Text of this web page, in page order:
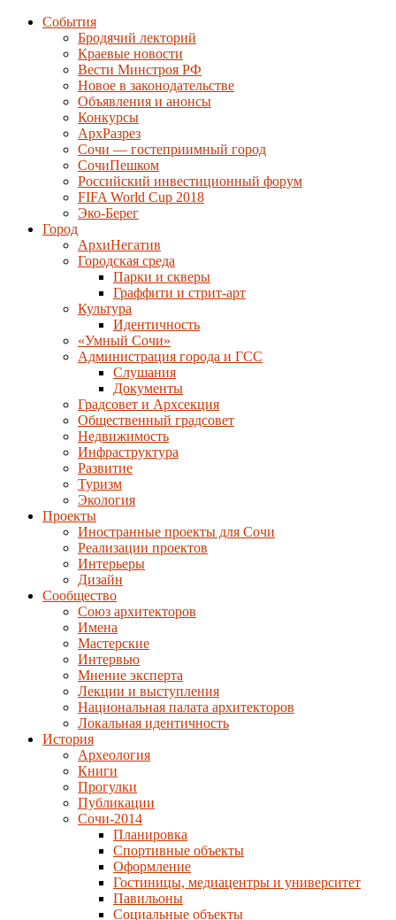
События
Бродячий лекторий
Краевые новости
Вести Минстроя РФ
Новое в законодательстве
Объявления и анонсы
Конкурсы
АрхРазрез
Сочи — гостеприимный город
СочиПешком
Российский инвестиционный форум
FIFA World Cup 2018
Эко-Берег
Город
АрхиНегатив
Городская среда
Парки и скверы
Граффити и стрит-арт
Культура
Идентичность
«Умный Сочи»
Администрация города и ГСС
Слушания
Документы
Градсовет и Архсекция
Общественный градсовет
Недвижимость
Инфраструктура
Развитие
Туризм
Экология
Проекты
Иностранные проекты для Сочи
Реализации проектов
Интерьеры
Дизайн
Сообщество
Союз архитекторов
Имена
Мастерские
Интервью
Мнение эксперта
Лекции и выступления
Национальная палата архитекторов
Локальная идентичность
История
Археология
Книги
Прогулки
Публикации
Сочи-2014
Планировка
Спортивные объекты
Оформление
Гостиницы, медиацентры и университет
Павильоны
Социальные объекты